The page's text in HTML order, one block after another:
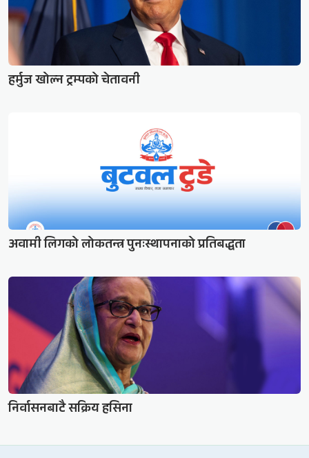
हर्मुज खोल्न ट्रम्पको चेतावनी
अवामी लिगको लोकतन्त्र पुनःस्थापनाको प्रतिबद्धता
निर्वासनबाटै सक्रिय हसिना